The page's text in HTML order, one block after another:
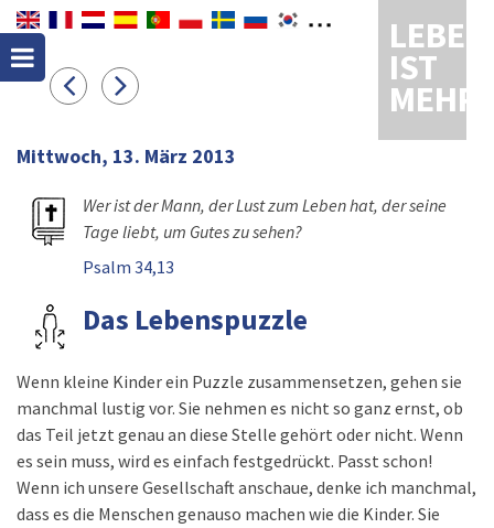
LEBEN
IST
MEHR
Mittwoch, 13. März 2013
Wer ist der Mann, der Lust zum Leben hat, der seine
Tage liebt, um Gutes zu sehen?
Psalm 34,13
Das Lebenspuzzle
Wenn kleine Kinder ein Puzzle zusammensetzen, gehen sie
manchmal lustig vor. Sie nehmen es nicht so ganz ernst, ob
das Teil jetzt genau an diese Stelle gehört oder nicht. Wenn
es sein muss, wird es einfach festgedrückt. Passt schon!
Wenn ich unsere Gesellschaft anschaue, denke ich manchmal,
dass es die Menschen genauso machen wie die Kinder. Sie